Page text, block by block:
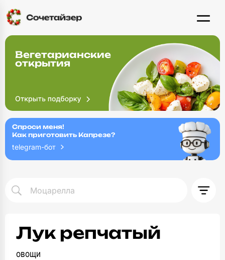
Вегетарианские
открытия
Спроси меня!
Как приготовить Капрезе?
telegram-бот
Лук репчатый
овощи